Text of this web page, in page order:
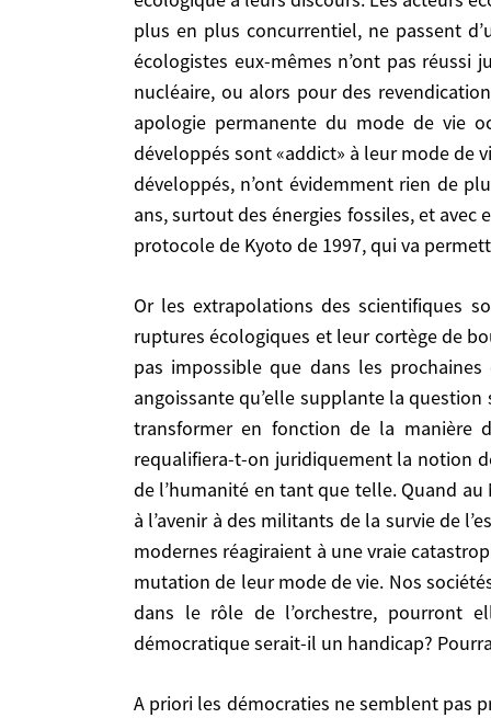
plus en plus concurrentiel, ne passent
écologistes eux-mêmes n’ont pas réussi
nucléaire, ou alors pour des
apologie permanente du mode de vie
développés sont «addict» à leur mode de
développés, n’ont évidemment rien de
ans, surtout des énergies fossiles, et avec
protocole de Kyoto de 1997, qui va
Or les extrapolations des scientifiques sont claires et terrifiantes. Les effets de seuil et d’emballement possibles laissent présager, avec les
ruptures écologiques et leur cortège de
pas impossible que dans les
angoissante qu’elle supplante la
transformer en fonction de la manière
requalifiera-t-on juridiquement la notion
de l’humanité en tant que telle. Quand
à l’avenir à des militants de la survie de
modernes réagiraient à une vraie
mutation de leur mode de vie. Nos
dans le rôle de l’orchestre, pourront
démocratique serait-il un handicap?
A priori les démocraties ne semblent pas prêtes à des sacrifices véritables, encore que ….. Le problème n’est pas tellement le nucléaire. Certes, le
tort et à travers est, là, justifiée) de la
quelques grands scientifiques, médecins,
des être biochimiques soumis comme tels aux
s’est lancé à elle-même, et se sont bornés
préoccupés avant tout par leur rentabilité
chimique à l’autre, et d’un mode énergétique
alternative crédible car ils se sont presque
minorités ou les moeurs. Les médias
toujours plus vorace en énergie. Les
d’énergie va bondir de 60% en vingt cinq
ralliement – bienvenu – de Poutine au
inverser cette tendance.
écologiques et leur cortège de
que dans les prochaines décennies, la
question sociale. Les forces politiques nées
dont elles proposeront d’organiser la
contre l’humanité» pour la réserver à des
toujours problématique ou controversé, peut
rêvons pas. Pour l’heure, avant d’essayer
elles sont capables d’organiser à temps et de
catastrophes annoncées? Leur caractère